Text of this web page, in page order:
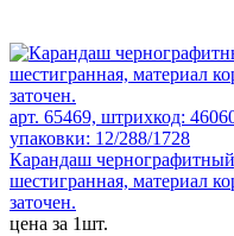
арт. 65469, штрихкод:
упаковки: 12/288/1728
Карандаш
шестигранная, материал
заточен.
цена за 1шт.